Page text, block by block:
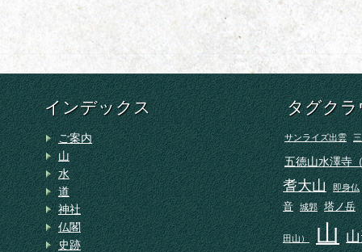
インデックス
ご案内
山
水
道
神社
仏閣
史跡
タグクラ
サンライズ出雲
五徳山水澤寺
耆大山 即身仏
音 城郭 塔ノ岳
田山） 山